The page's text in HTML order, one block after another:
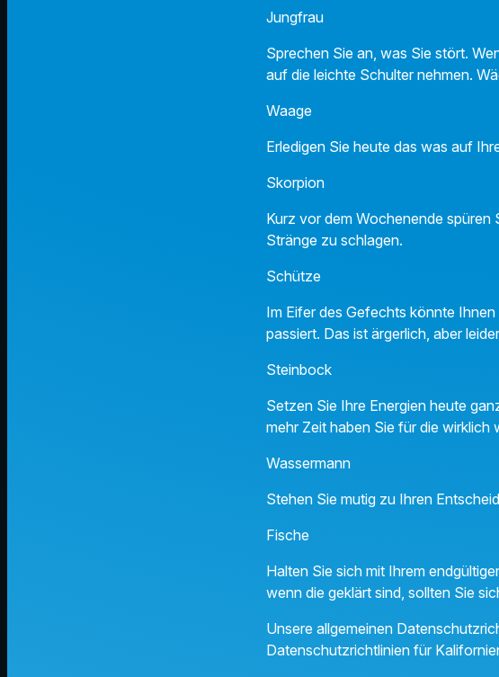
Jungfrau 2
Sprechen Sie an, was Sie stört.
auf die leichte Schulter nehmen.
Waage 4
Erledigen Sie heute das was auf
Skorpion 3
Kurz vor dem Wochenende spüren
Stränge zu schlagen.
Schütze 1
Im Eifer des Gefechts könnte
passiert. Das ist ärgerlich, aber
Steinbock 2
Setzen Sie Ihre Energien heute
mehr Zeit haben Sie für die wirklich
Wassermann 3
Stehen Sie mutig zu Ihren
Fische 2
Halten Sie sich mit Ihrem
wenn die geklärt sind, sollten Sie
Unsere allgemeinen
Datenschutzrichtlinien für